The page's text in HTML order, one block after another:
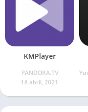
KMPlayer
PANDORA.TV
18 abril, 2021